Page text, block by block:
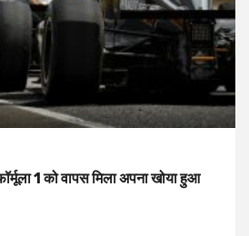
1 को वापस मिला अपना खोया हुआ